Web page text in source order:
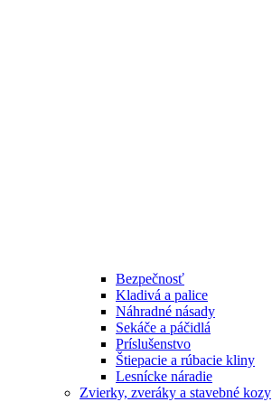
Bezpečnosť
Kladivá a palice
Náhradné násady
Sekáče a páčidlá
Príslušenstvo
Štiepacie a rúbacie kliny
Lesnícke náradie
Zvierky, zveráky a stavebné kozy